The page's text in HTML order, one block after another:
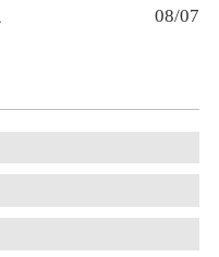
08/07